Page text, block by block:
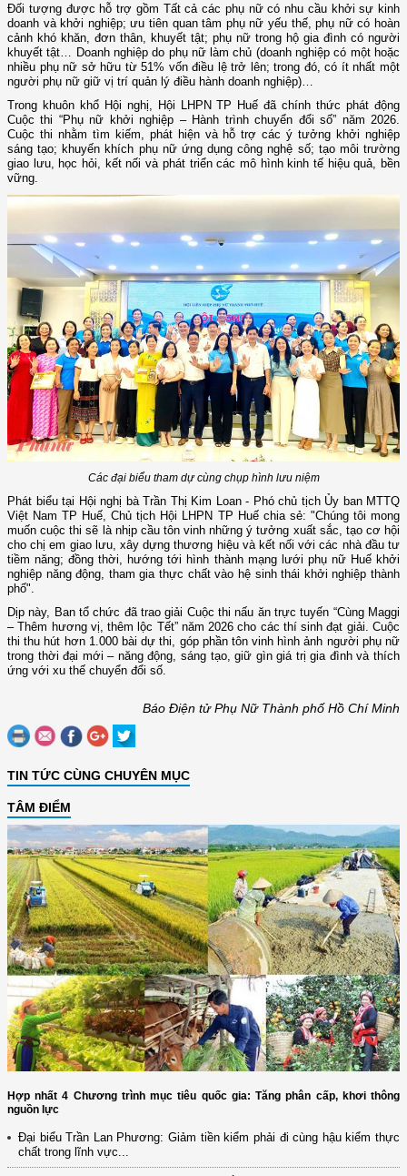
Đối tượng được hỗ trợ gồm Tất cả các phụ nữ có nhu cầu khởi sự kinh
doanh và khởi nghiệp; ưu tiên quan tâm phụ nữ yếu thế, phụ nữ có hoàn
cảnh khó khăn, đơn thân, khuyết tật; phụ nữ trong hộ gia đình có người
khuyết tật… Doanh nghiệp do phụ nữ làm chủ (doanh nghiệp có một hoặc
nhiều phụ nữ sở hữu từ 51% vốn điều lệ trở lên; trong đó, có ít nhất một
người phụ nữ giữ vị trí quản lý điều hành doanh nghiệp)…
Trong khuôn khổ Hội nghị, Hội LHPN TP Huế đã chính thức phát động
Cuộc thi “Phụ nữ khởi nghiệp – Hành trình chuyển đổi số” năm 2026.
Cuộc thi nhằm tìm kiếm, phát hiện và hỗ trợ các ý tưởng khởi nghiệp
sáng tạo; khuyến khích phụ nữ ứng dụng công nghệ số; tạo môi trường
giao lưu, học hỏi, kết nối và phát triển các mô hình kinh tế hiệu quả, bền
vững.
Các đại biểu tham dự cùng chụp hình lưu niệm
Phát biểu tại Hội nghị bà Trần Thị Kim Loan - Phó chủ tịch Ủy ban MTTQ
Việt Nam TP Huế, Chủ tịch Hội LHPN TP Huế chia sẻ: "Chúng tôi mong
muốn cuộc thi sẽ là nhịp cầu tôn vinh những ý tưởng xuất sắc, tạo cơ hội
cho chị em giao lưu, xây dựng thương hiệu và kết nối với các nhà đầu tư
tiềm năng; đồng thời, hướng tới hình thành mạng lưới phụ nữ Huế khởi
nghiệp năng động, tham gia thực chất vào hệ sinh thái khởi nghiệp thành
phố".
Dịp này, Ban tổ chức đã trao giải Cuộc thi nấu ăn trực tuyến “Cùng Maggi
– Thêm hương vị, thêm lộc Tết” năm 2026 cho các thí sinh đạt giải. Cuộc
thi thu hút hơn 1.000 bài dự thi, góp phần tôn vinh hình ảnh người phụ nữ
trong thời đại mới – năng động, sáng tạo, giữ gìn giá trị gia đình và thích
ứng với xu thế chuyển đổi số.
Báo Điện tử Phụ Nữ Thành phố Hồ Chí Minh
TIN TỨC CÙNG CHUYÊN MỤC
TÂM ĐIỂM
Hợp nhất 4 Chương trình mục tiêu quốc gia: Tăng phân cấp, khơi thông
nguồn lực
Đại biểu Trần Lan Phương: Giảm tiền kiểm phải đi cùng hậu kiểm thực
chất trong lĩnh vực...